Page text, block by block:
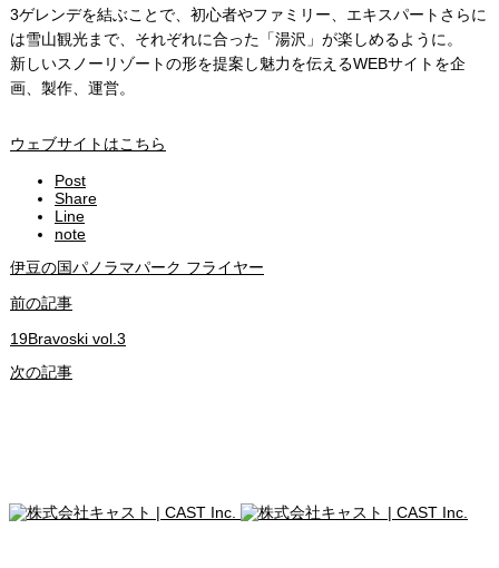
3ゲレンデを結ぶことで、初心者やファミリー、エキスパートさらに
は雪山観光まで、それぞれに合った「湯沢」が楽しめるように。
新しいスノーリゾートの形を提案し魅力を伝えるWEBサイトを企
画、製作、運営。
ウェブサイトはこちら
Post
Share
Line
note
伊豆の国パノラマパーク フライヤー
前の記事
19Bravoski vol.3
次の記事